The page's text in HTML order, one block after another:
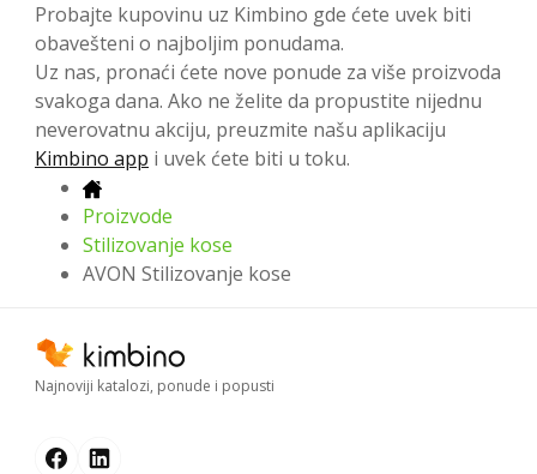
Probajte kupovinu uz Kimbino gde ćete uvek biti
obavešteni o najboljim ponudama.
Uz nas, pronaći ćete nove ponude za više proizvoda
svakoga dana. Ako ne želite da propustite nijednu
neverovatnu akciju, preuzmite našu aplikaciju
Kimbino app i uvek ćete biti u toku.
Proizvode
Stilizovanje kose
AVON Stilizovanje kose
Najnoviji katalozi, ponude i popusti